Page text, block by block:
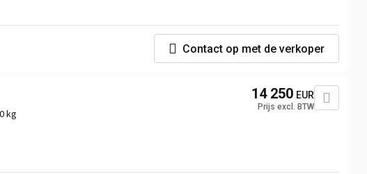
Contact op met de verkoper
kg
14 250 EUR
Prijs excl. BTW